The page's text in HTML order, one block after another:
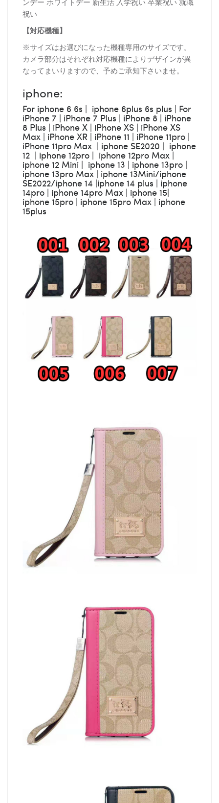
祝い
【対応機種】
※サイズはお選びになった機種専用のサイズです。
カメラ部分はそれぞれ対応機種によりデザインが異
なってまいりますので、予めご承知下さいませ。
iphone:
For iphone 6 6s | iphone 6plus 6s plus | For
iPhone 7 | iPhone 7 Plus | iPhone 8 | iPhone
8 Plus | iPhone X | iPhone XS | iPhone XS
Max | iPhone XR | iPhone 11 | iPhone 11pro |
iPhone 11pro Max | iphone SE2020 | iphone
12 | iphone 12pro | iphone 12pro Max |
iphone 12 Mini | iphone 13 | iphone 13pro |
iphone 13pro Max | iphone 13Mini/iphone
SE2022/iphone 14 |iphone 14 plus | iphone
14pro | iphone 14pro Max | iphone 15|
iphone 15pro | iphone 15pro Max | iphone
15plus